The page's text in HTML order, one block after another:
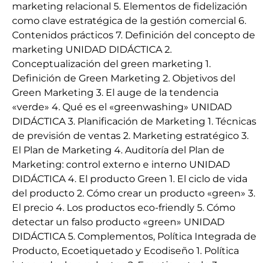
marketing relacional 5. Elementos de fidelización
como clave estratégica de la gestión comercial 6.
Contenidos prácticos 7. Definición del concepto de
marketing UNIDAD DIDÁCTICA 2.
Conceptualización del green marketing 1.
Definición de Green Marketing 2. Objetivos del
Green Marketing 3. El auge de la tendencia
«verde» 4. Qué es el «greenwashing» UNIDAD
DIDÁCTICA 3. Planificación de Marketing 1. Técnicas
de previsión de ventas 2. Marketing estratégico 3.
El Plan de Marketing 4. Auditoría del Plan de
Marketing: control externo e interno UNIDAD
DIDÁCTICA 4. El producto Green 1. El ciclo de vida
del producto 2. Cómo crear un producto «green» 3.
El precio 4. Los productos eco-friendly 5. Cómo
detectar un falso producto «green» UNIDAD
DIDÁCTICA 5. Complementos, Política Integrada de
Producto, Ecoetiquetado y Ecodiseño 1. Política